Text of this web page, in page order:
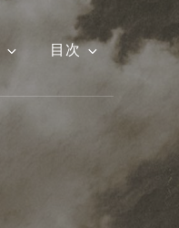
目次